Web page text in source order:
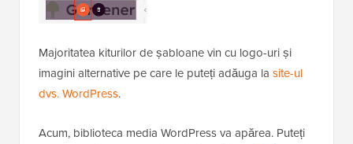
Majoritatea kiturilor de șabloane vin cu logo-uri și
imagini alternative pe care le puteți adăuga la site-ul
dvs. WordPress.
Acum, biblioteca media WordPress va apărea. Puteți